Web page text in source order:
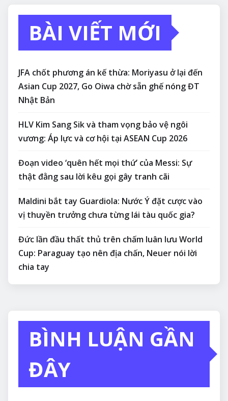
BÀI VIẾT MỚI
JFA chốt phương án kế thừa: Moriyasu ở lại đến
Asian Cup 2027, Go Oiwa chờ sẵn ghế nóng ĐT
Nhật Bản
HLV Kim Sang Sik và tham vọng bảo vệ ngôi
vương: Áp lực và cơ hội tại ASEAN Cup 2026
Đoạn video ‘quên hết mọi thứ’ của Messi: Sự
thật đằng sau lời kêu gọi gây tranh cãi
Maldini bắt tay Guardiola: Nước Ý đặt cược vào
vị thuyền trưởng chưa từng lái tàu quốc gia?
Đức lần đầu thất thủ trên chấm luân lưu World
Cup: Paraguay tạo nên địa chấn, Neuer nói lời
chia tay
BÌNH LUẬN GẦN
ĐÂY